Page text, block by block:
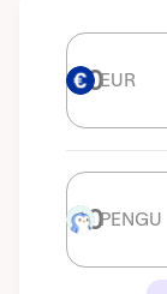
EUR EUR
PENGU PENGU